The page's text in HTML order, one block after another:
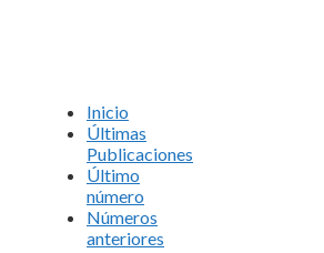
Inicio
Últimas
Publicaciones
Último
número
Números
anteriores